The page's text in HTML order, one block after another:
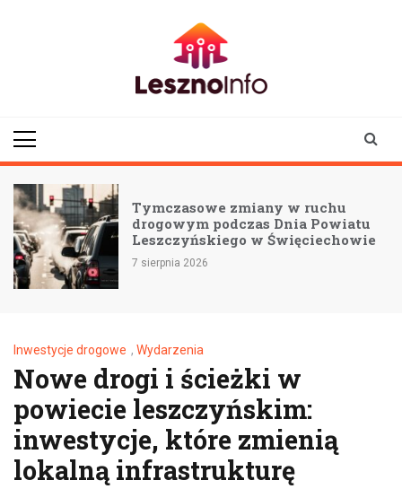
Tymczasowe zmiany w ruchu
drogowym podczas Dnia Powiatu
Leszczyńskiego w Święciechowie
7 sierpnia 2026
Inwestycje drogowe , Wydarzenia
Nowe drogi i ścieżki w
powiecie leszczyńskim:
inwestycje, które zmienią
lokalną infrastrukturę